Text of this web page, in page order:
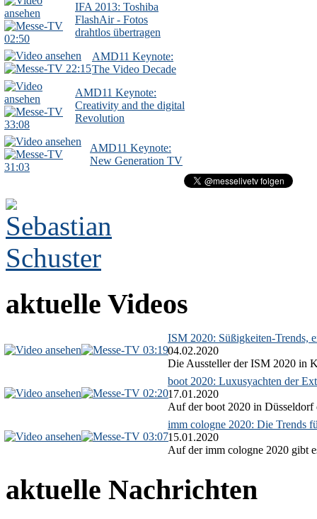
02:50
IFA 2013: Toshiba
FlashAir - Fotos
drahtlos übertragen
22:15
AMD11 Keynote:
The Video Decade
33:08
AMD11 Keynote:
Creativity and the digital
Revolution
31:03
AMD11 Keynote:
New Generation TV
aktuelle Videos
03:19
ISM 2020: Süßigkeiten-Trends,
04.02.2020
Die Aussteller der ISM 2020 in
02:20
boot 2020: Luxusyachten der
17.01.2020
Auf der boot 2020 in Düsseldorf
03:07
imm cologne 2020: Die Trends
15.01.2020
Auf der imm cologne 2020 gibt
aktuelle Nachrichten